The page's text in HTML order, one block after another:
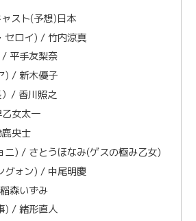
スト(予想)日本
セロイ) / 竹内涼真
平手友梨奈
) / 新木優子
/ 香川照之
女太一
央士
ニ) / さとうほなみ(ゲスの極み乙女)
グォン) / 中尾明慶
森いずみ
) / 緒形直人